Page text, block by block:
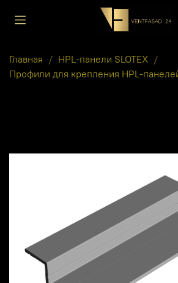
Главная
HPL-панели SLOTEX
Профили для крепления HPL-